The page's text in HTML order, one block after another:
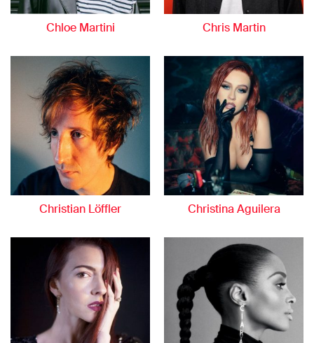
Chloe Martini Chris Martin
Christian Löffler Christina Aguilera